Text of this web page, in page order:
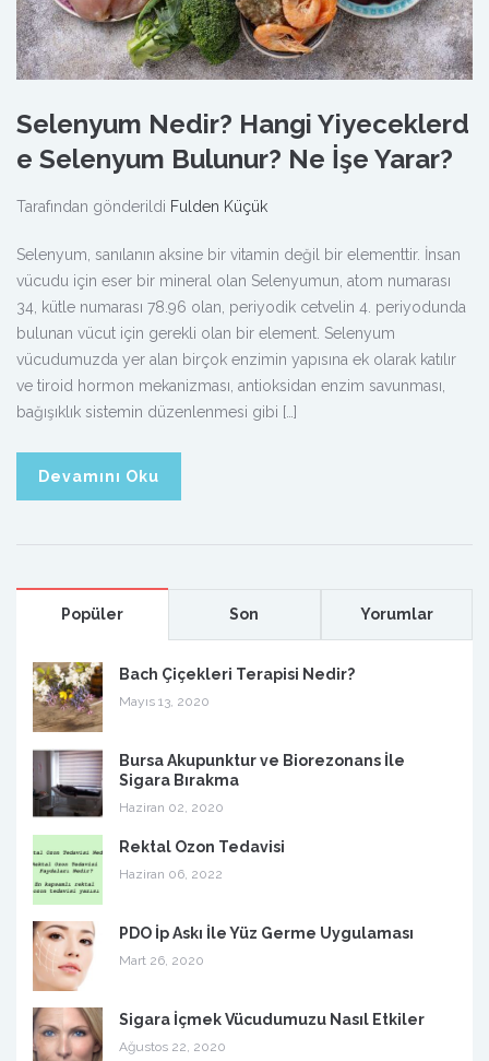
Selenyum Nedir? Hangi Yiyeceklerd
e Selenyum Bulunur? Ne İşe Yarar?
Tarafından gönderildi Fulden Küçük
Selenyum, sanılanın aksine bir vitamin değil bir elementtir. İnsan
vücudu için eser bir mineral olan Selenyumun, atom numarası
34, kütle numarası 78.96 olan, periyodik cetvelin 4. periyodunda
bulunan vücut için gerekli olan bir element. Selenyum
vücudumuzda yer alan birçok enzimin yapısına ek olarak katılır
ve tiroid hormon mekanizması, antioksidan enzim savunması,
bağışıklık sistemin düzenlenmesi gibi […]
Devamını Oku
Popüler Son Yorumlar
Bach Çiçekleri Terapisi Nedir?
Mayıs 13, 2020
Bursa Akupunktur ve Biorezonans İle
Sigara Bırakma
Haziran 02, 2020
Rektal Ozon Tedavisi
Haziran 06, 2022
PDO İp Askı İle Yüz Germe Uygulaması
Mart 26, 2020
Sigara İçmek Vücudumuzu Nasıl Etkiler
Ağustos 22, 2020